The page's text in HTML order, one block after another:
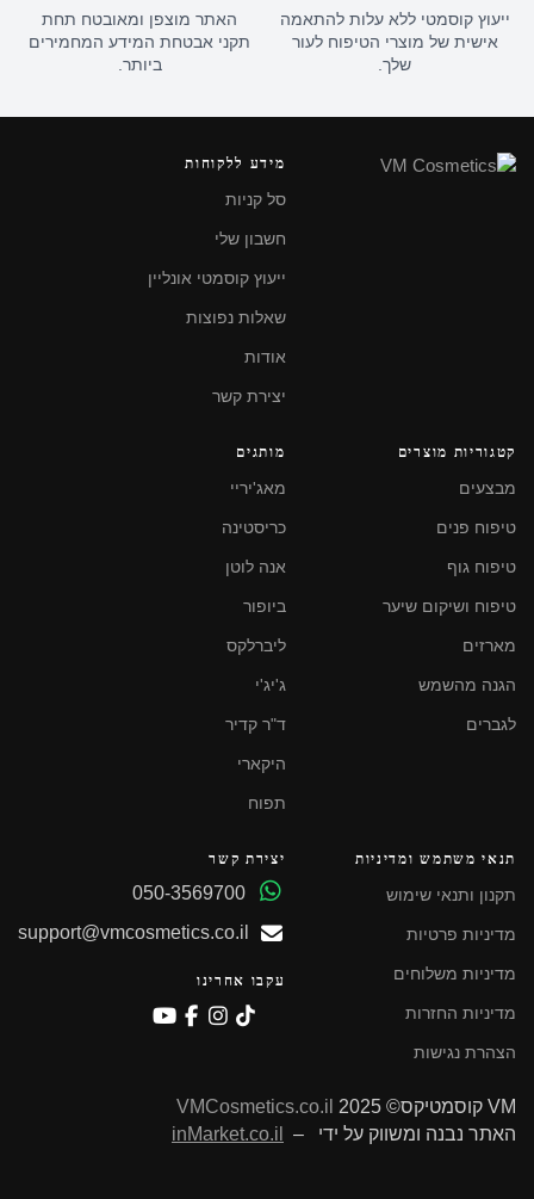
ייעוץ קוסמטי ללא עלות להתאמה
אישית של מוצרי הטיפוח לעור
שלך.
האתר מוצפן ומאובטח תחת
תקני אבטחת המידע המחמירים
ביותר.
מידע ללקוחות
סל קניות
חשבון שלי
ייעוץ קוסמטי אונליין
שאלות נפוצות
אודות
יצירת קשר
קטגוריות מוצרים
מבצעים
טיפוח פנים
טיפוח גוף
טיפוח ושיקום שיער
מארזים
הגנה מהשמש
לגברים
מותגים
מאג'יריי
כריסטינה
אנה לוטן
ביופור
ליברלקס
ג'יג'י
ד"ר קדיר
היקארי
תפוח
תנאי משתמש ומדיניות
תקנון ותנאי שימוש
מדיניות פרטיות
מדיניות משלוחים
מדיניות החזרות
הצהרת נגישות
יצירת קשר
050-3569700
support@vmcosmetics.co.il
עקבו אחרינו
VM קוסמטיקס© 2025
VMCosmetics.co.il
האתר נבנה ומשווק על ידי –
inMarket.co.il